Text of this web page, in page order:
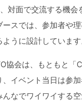
対面で交流する機
スでは、参加者や
うに設計しています
協会は、もともと「
イベント当日は参
なでワイワイする